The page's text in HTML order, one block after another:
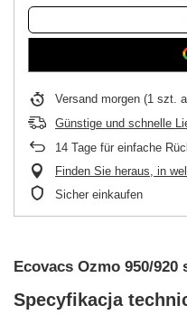
Versand morgen (1 szt.
Günstige und schnelle
14 Tage für einfache
Finden Sie heraus, in
Sicher einkaufen
Ecovacs Ozmo 950/920
Specyfikacja